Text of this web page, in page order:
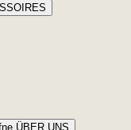
ÜBER UNS